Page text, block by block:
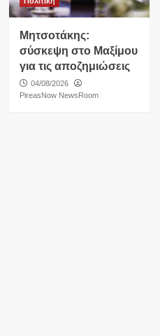
Μητσοτάκης:
σύσκεψη στο Μαξίμου
για τις αποζημιώσεις
04/08/2026
PireasNow NewsRoom